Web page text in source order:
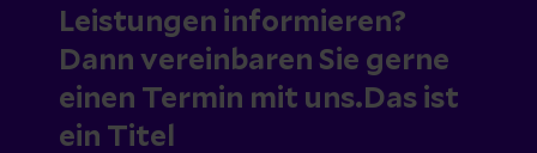
Leistungen informieren?
Dann vereinbaren Sie gerne
einen Termin mit uns.Das ist
ein Titel